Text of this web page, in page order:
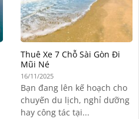
Thuê Xe 7 Chỗ Sài Gòn Đi
Mũi Né
16/11/2025
Bạn đang lên kế hoạch cho
chuyến du lịch, nghỉ dưỡng
hay công tác tại...